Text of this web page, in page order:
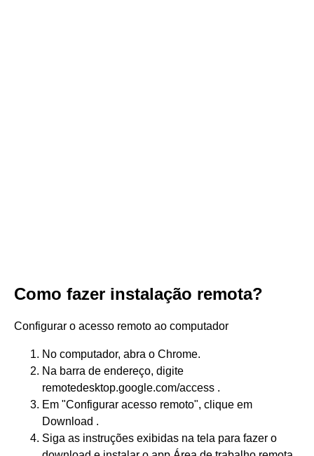
Como fazer instalação remota?
Configurar o acesso remoto ao computador
No computador, abra o Chrome.
Na barra de endereço, digite
remotedesktop.google.com/access .
Em "Configurar acesso remoto", clique em
Download .
Siga as instruções exibidas na tela para fazer o